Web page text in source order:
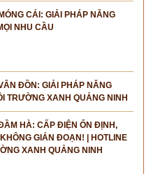
CÁI: GIẢI PHÁP NĂNG
NHU CẦU
ĐỒN: GIẢI PHÁP NĂNG
TRƯỜNG XANH QUẢNG NINH
HÀ: CẤP ĐIỆN ỔN ĐỊNH,
GIÁN ĐOẠN! | HOTLINE
XANH QUẢNG NINH